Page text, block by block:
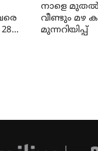
നാളെ
വീണ്ടും മഴ
മുന്നറിയിപ്പ്